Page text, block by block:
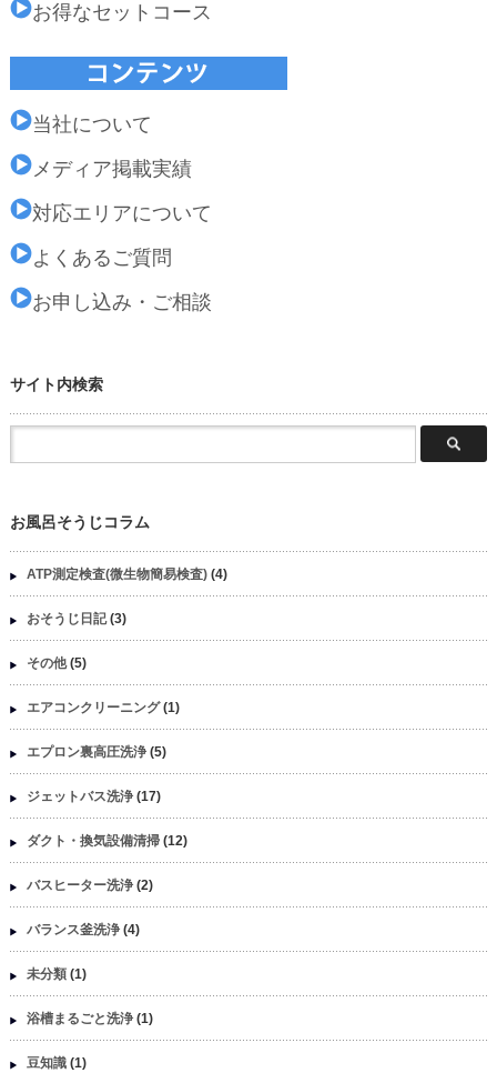
お得なセットコース
当社について
メディア掲載実績
対応エリアについて
よくあるご質問
お申し込み・ご相談
サイト内検索
お風呂そうじコラム
ATP測定検査(微生物簡易検査)(4)
おそうじ日記(3)
その他(5)
エアコンクリーニング(1)
エプロン裏高圧洗浄(5)
ジェットバス洗浄(17)
ダクト・換気設備清掃(12)
バスヒーター洗浄(2)
バランス釜洗浄(4)
未分類(1)
浴槽まるごと洗浄(1)
豆知識(1)